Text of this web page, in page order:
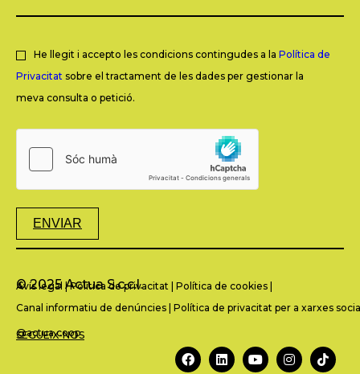
He llegit i accepto les condicions contingudes a la Política de
Privacitat sobre el tractament de les dades per gestionar la
meva consulta o petició.
ENVIAR
© 2025 Actua S.c.c.l.
Avís legal |Política de privacitat Política de cookies
Canal informatiu de denúncies Política de privacitat per a xarxes
SEGUEIX-NOS
@actua.coop